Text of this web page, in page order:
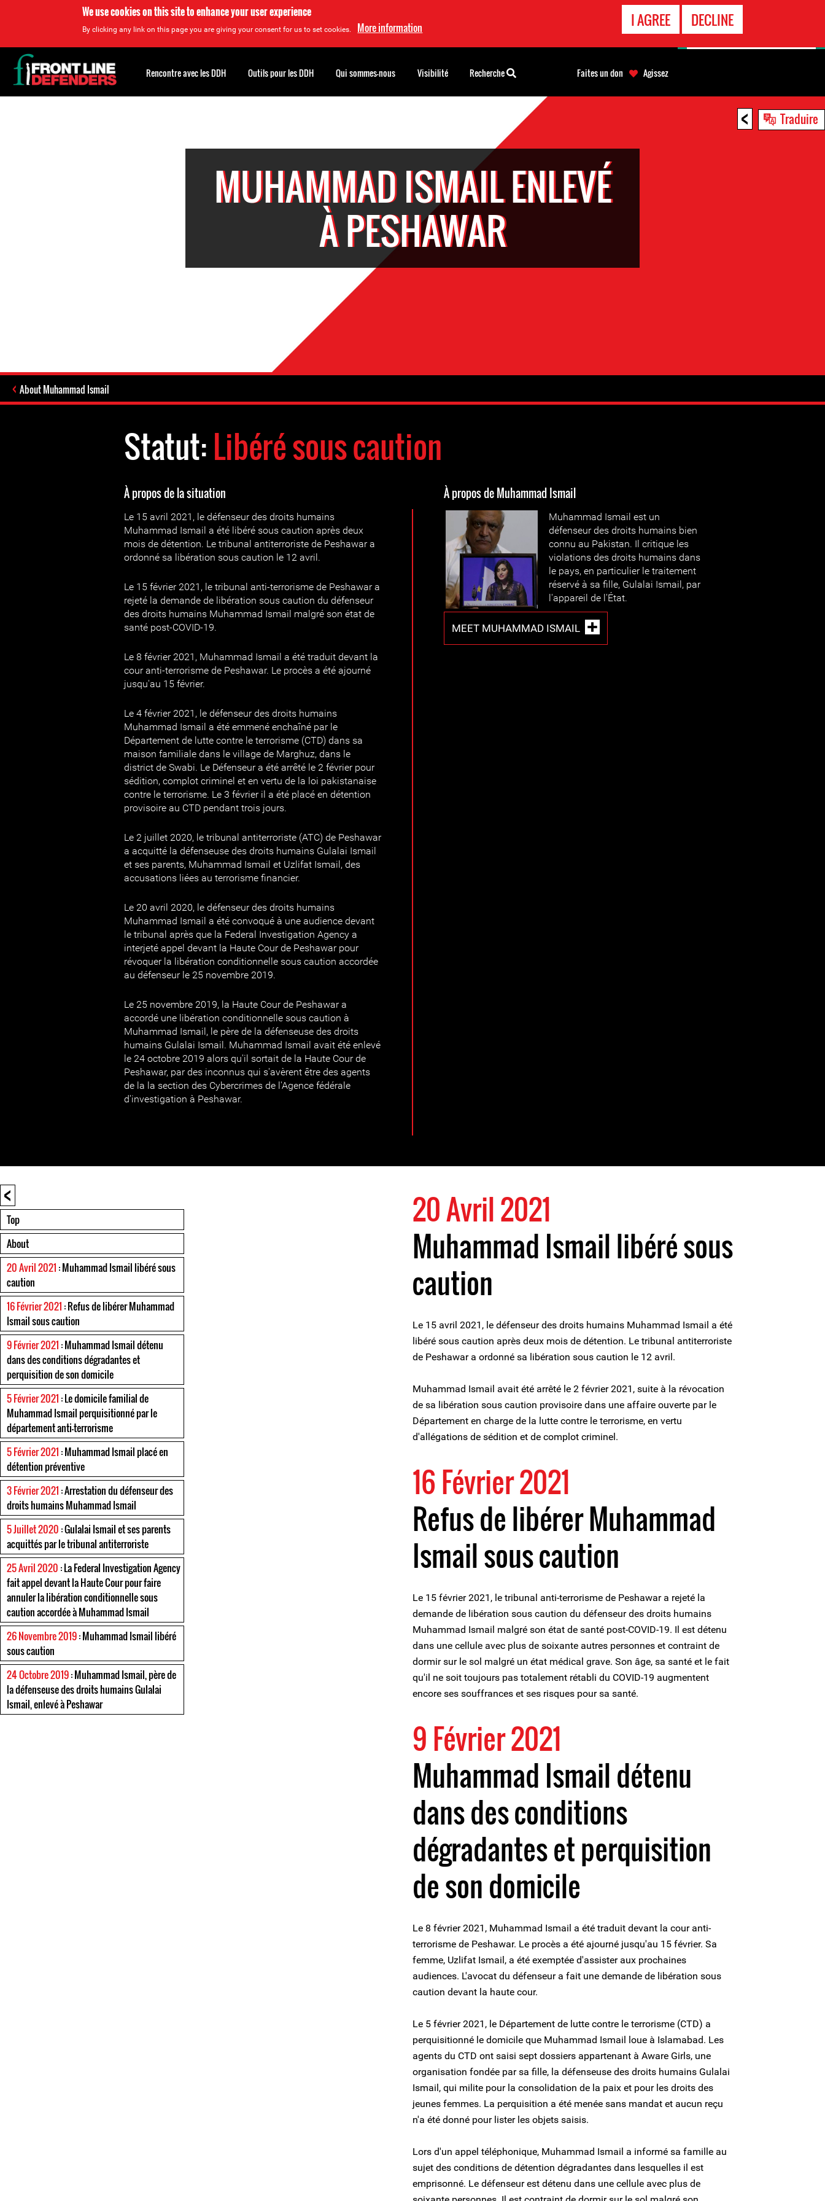
We use cookies on this site to enhance your user experience
By clicking any link on this page you are giving your consent for us to set cookies. More information I AGREE DECLINE
< Traduire
MUHAMMAD ISMAIL ENLEVÉ
À PESHAWAR
About Muhammad Ismail
Statut:Libéré sous caution
À propos de la situation
Le 15 avril 2021, le défenseur des droits humains
Muhammad Ismail a été libéré sous caution après deux
mois de détention. Le tribunal antiterroriste de Peshawar a
ordonné sa libération sous caution le 12 avril.
Le 15 février 2021, le tribunal anti-terrorisme de Peshawar a
rejeté la demande de libération sous caution du défenseur
des droits humains Muhammad Ismail malgré son état de
santé post-COVID-19.
Le 8 février 2021, Muhammad Ismail a été traduit devant la
cour anti-terrorisme de Peshawar. Le procès a été ajourné
jusqu'au 15 février.
Le 4 février 2021, le défenseur des droits humains
Muhammad Ismail a été emmené enchaîné par le
Département de lutte contre le terrorisme (CTD) dans sa
maison familiale dans le village de Marghuz, dans le
district de Swabi. Le Défenseur a été arrêté le 2 février pour
sédition, complot criminel et en vertu de la loi pakistanaise
contre le terrorisme. Le 3 février il a été placé en détention
provisoire au CTD pendant trois jours.
Le 2 juillet 2020, le tribunal antiterroriste (ATC) de Peshawar
a acquitté la défenseuse des droits humains Gulalai Ismail
et ses parents, Muhammad Ismail et Uzlifat Ismail, des
accusations liées au terrorisme financier.
Le 20 avril 2020, le défenseur des droits humains
Muhammad Ismail a été convoqué à une audience devant
le tribunal après que la Federal Investigation Agency a
interjeté appel devant la Haute Cour de Peshawar pour
révoquer la libération conditionnelle sous caution accordée
au défenseur le 25 novembre 2019.
Le 25 novembre 2019, la Haute Cour de Peshawar a
accordé une libération conditionnelle sous caution à
Muhammad Ismail, le père de la défenseuse des droits
humains Gulalai Ismail. Muhammad Ismail avait été enlevé
le 24 octobre 2019 alors qu'il sortait de la Haute Cour de
Peshawar, par des inconnus qui s'avèrent être des agents
de la la section des Cybercrimes de l'Agence fédérale
d'investigation à Peshawar.
À propos de Muhammad Ismail
Muhammad Ismail est un
défenseur des droits humains bien
connu au Pakistan. Il critique les
violations des droits humains dans
le pays, en particulier le traitement
réservé à sa fille, Gulalai Ismail, par
l'appareil de l'État.
MEET MUHAMMAD ISMAIL
<
Top
About
20 Avril 2021 : Muhammad Ismail libéré sous
caution
16 Février 2021 : Refus de libérer Muhammad
Ismail sous caution
9 Février 2021 : Muhammad Ismail détenu
dans des conditions dégradantes et
perquisition de son domicile
5 Février 2021 : Le domicile familial de
Muhammad Ismail perquisitionné par le
département anti-terrorisme
5 Février 2021 : Muhammad Ismail placé en
détention préventive
3 Février 2021 : Arrestation du défenseur des
droits humains Muhammad Ismail
5 Juillet 2020 : Gulalai Ismail et ses parents
acquittés par le tribunal antiterroriste
25 Avril 2020 : La Federal Investigation Agency
fait appel devant la Haute Cour pour faire
annuler la libération conditionnelle sous
caution accordée à Muhammad Ismail
26 Novembre 2019: Muhammad Ismail libéré
sous caution
24 Octobre 2019: Muhammad Ismail, père de
la défenseuse des droits humains Gulalai
Ismail, enlevé à Peshawar
20 Avril 2021
Muhammad Ismail libéré sous
caution
Le 15 avril 2021, le défenseur des droits humains Muhammad Ismail a été
libéré sous caution après deux mois de détention. Le tribunal antiterroriste
de Peshawar a ordonné sa libération sous caution le 12 avril.
Muhammad Ismail avait été arrêté le 2 février 2021, suite à la révocation
de sa libération sous caution provisoire dans une affaire ouverte par le
Département en charge de la lutte contre le terrorisme, en vertu
d'allégations de sédition et de complot criminel.
16 Février 2021
Refus de libérer Muhammad
Ismail sous caution
Le 15 février 2021, le tribunal anti-terrorisme de Peshawar a rejeté la
demande de libération sous caution du défenseur des droits humains
Muhammad Ismail malgré son état de santé post-COVID-19. Il est détenu
dans une cellule avec plus de soixante autres personnes et contraint de
dormir sur le sol malgré un état médical grave. Son âge, sa santé et le fait
qu'il ne soit toujours pas totalement rétabli du COVID-19 augmentent
encore ses souffrances et ses risques pour sa santé.
9 Février 2021
Muhammad Ismail détenu
dans des conditions
dégradantes et perquisition
de son domicile
Le 8 février 2021, Muhammad Ismail a été traduit devant la cour anti-
terrorisme de Peshawar. Le procès a été ajourné jusqu'au 15 février. Sa
femme, Uzlifat Ismail, a été exemptée d'assister aux prochaines
audiences. L'avocat du défenseur a fait une demande de libération sous
caution devant la haute cour.
Le 5 février 2021, le Département de lutte contre le terrorisme (CTD) a
perquisitionné le domicile que Muhammad Ismail loue à Islamabad. Les
agents du CTD ont saisi sept dossiers appartenant à Aware Girls, une
organisation fondée par sa fille, la défenseuse des droits humains Gulalai
Ismail, qui milite pour la consolidation de la paix et pour les droits des
jeunes femmes. La perquisition a été menée sans mandat et aucun reçu
n'a été donné pour lister les objets saisis.
Lors d'un appel téléphonique, Muhammad Ismail a informé sa famille au
sujet des conditions de détention dégradantes dans lesquelles il est
emprisonné. Le défenseur est détenu dans une cellule avec plus de
Back
to
top
Rencontre avec les DDH Outils pour les DDH Qui sommes-nous Visibilité Recherche Faites un don Agissez
D'URGENCE